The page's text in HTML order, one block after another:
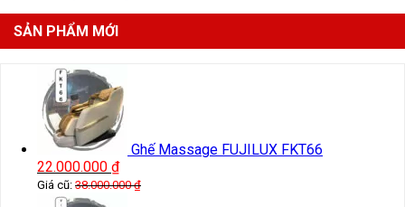
SẢN PHẨM MỚI
Ghế Massage FUJILUX FKT66
22.000.000 ₫
Giá cũ: 38.000.000₫